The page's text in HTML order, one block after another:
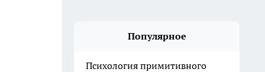
Популярное
Психология примитивного